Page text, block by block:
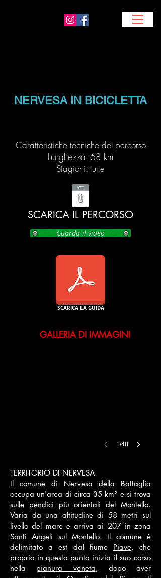
NERVESA IN BICICLETTA
Caratteristiche tecniche del percorso
Lunghezza: 68 km
Stagioni: tutte
SCARICA IL PERCORSO
Guarda il video
SCARICA LA GUIDA
GALLERIA DI IMMAGINI
1/48
TERRITORIO DI NERVESA
Il comune di Nervesa della Battaglia
occupa un'area di circa 35 km² e si trova
sulle pendici più orientali del Montello.
Varia da una altitudine di 58 metri sul
livello del mare e arriva ai 207 in zona
Santi Angeli sul Montello. Il comune è
delimitato a est dal fiume Piave, che
proprio in questo punto inizia il suo corso
nella pianura veneta, dopo aver